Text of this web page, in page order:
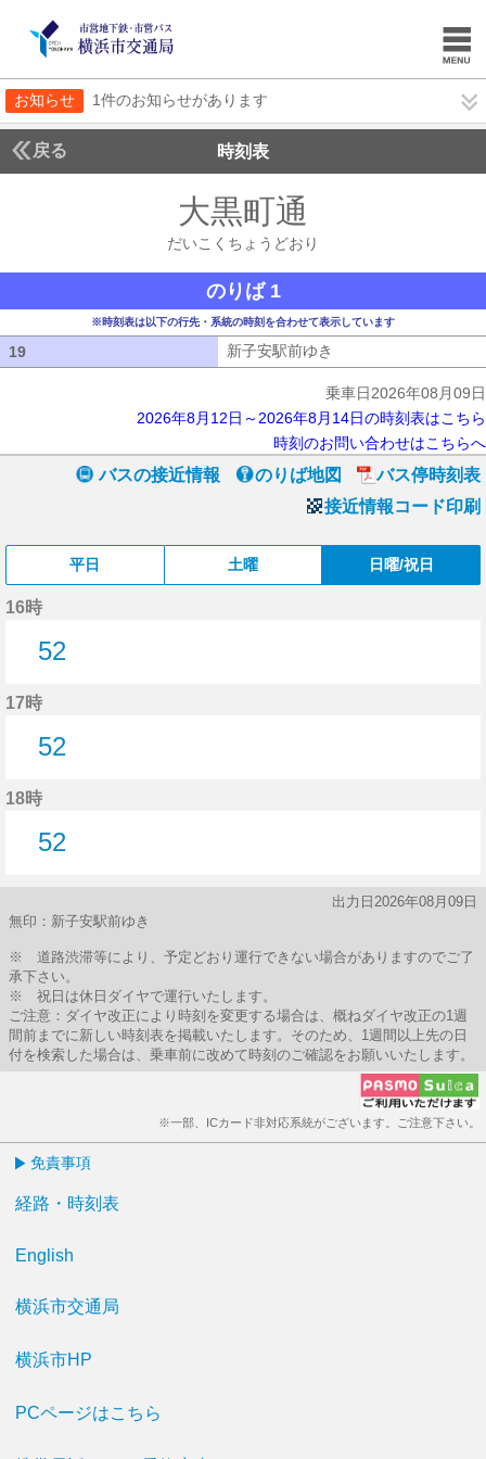
お知らせ 1件のお知らせがあります
戻る 時刻表
大黒町通
だいこくちょうどおり
のりば 1
※時刻表は以下の行先・系統の時刻を合わせて表示しています
19 新子安駅前ゆき
乗車日2026年08月09日
2026年8月12日～2026年8月14日の時刻表はこちら
時刻のお問い合わせはこちらへ
バスの接近情報 のりば地図
バス停時刻表
接近情報コード印刷
平日 土曜 日曜/祝日
16時
52
17時
52
18時
52
出力日2026年08月09日
無印：新子安駅前ゆき
※ 道路渋滞等により、予定どおり運行できない場合がありますのでご了
承下さい。
※ 祝日は休日ダイヤで運行いたします。
ご注意：ダイヤ改正により時刻を変更する場合は、概ねダイヤ改正の1週
間前までに新しい時刻表を掲載いたします。そのため、1週間以上先の日
付を検索した場合は、乗車前に改めて時刻のご確認をお願いいたします。
※一部、ICカード非対応系統がございます。ご注意下さい。
免責事項
経路・時刻表
English
横浜市交通局
横浜市HP
PCページはこちら